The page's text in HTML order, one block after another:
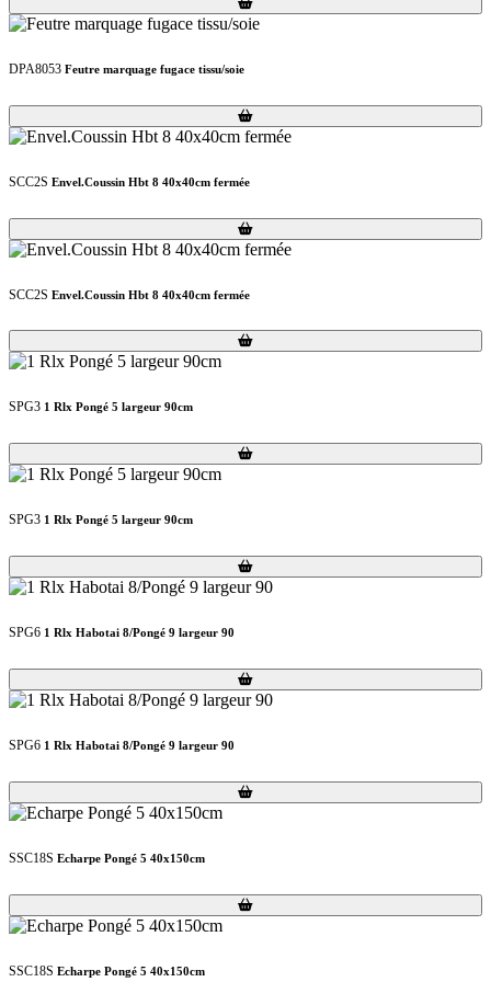
DPA8053 Feutre marquage fugace tissu/soie
Loading...
Loading...
SCC2S Envel.Coussin Hbt 8 40x40cm fermée
Loading...
Loading...
SCC2S Envel.Coussin Hbt 8 40x40cm fermée
Loading...
Loading...
SPG3 1 Rlx Pongé 5 largeur 90cm
Loading...
Loading...
SPG3 1 Rlx Pongé 5 largeur 90cm
Loading...
Loading...
SPG6 1 Rlx Habotai 8/Pongé 9 largeur 90
Loading...
Loading...
SPG6 1 Rlx Habotai 8/Pongé 9 largeur 90
Loading...
Loading...
SSC18S Echarpe Pongé 5 40x150cm
Loading...
Loading...
SSC18S Echarpe Pongé 5 40x150cm